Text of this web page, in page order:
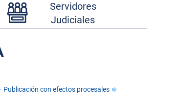
Servidores
Judiciales
Publicación con efectos procesales